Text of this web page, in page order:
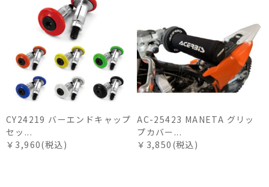
CY24219 バーエンドキャップ
セッ...
￥3,960(税込)
AC-25423 MANETA グリッ
プカバー...
￥3,850(税込)